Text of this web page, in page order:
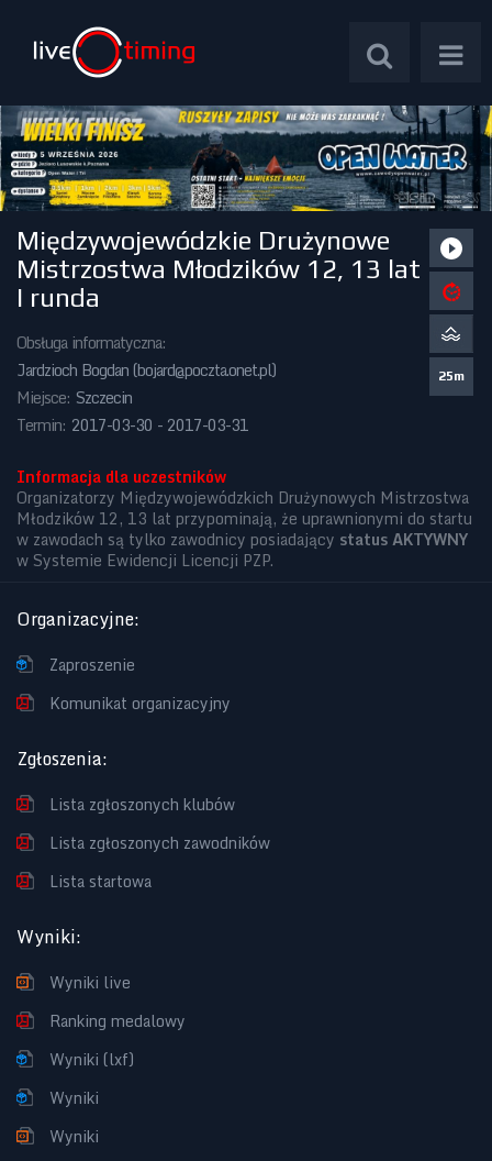
Zawody Międzynarodowe
Zawody Centralne
Zawody Okręgowe
Kalendarz Imprez
Międzywojewódzkie Drużynowe
Mistrzostwa Młodzików 12, 13 lat
I runda
Obsługa informatyczna:
Jardzioch Bogdan (bojard@poczta.onet.pl)
Miejsce: Szczecin
Termin: 2017-03-30 - 2017-03-31
25m
Informacja dla uczestników
Organizatorzy Międzywojewódzkich Drużynowych Mistrzostwa
Młodzików 12, 13 lat przypominają, że uprawnionymi do startu
w zawodach są tylko zawodnicy posiadający status AKTYWNY
w Systemie Ewidencji Licencji PZP.
Organizacyjne:
Zaproszenie
Komunikat organizacyjny
Zgłoszenia:
Lista zgłoszonych klubów
Lista zgłoszonych zawodników
Lista startowa
Wyniki:
Wyniki live
Ranking medalowy
Wyniki (lxf)
Wyniki
Wyniki